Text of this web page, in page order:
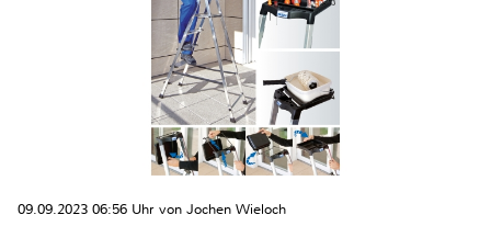
09.09.2023 06:56 Uhr von Jochen Wieloch